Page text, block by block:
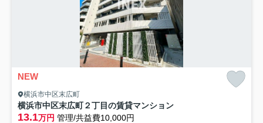
NEW
横浜市中区末広町
横浜市中区末広町２丁目の賃貸マンション
13.1万円 管理/共益費10,000円